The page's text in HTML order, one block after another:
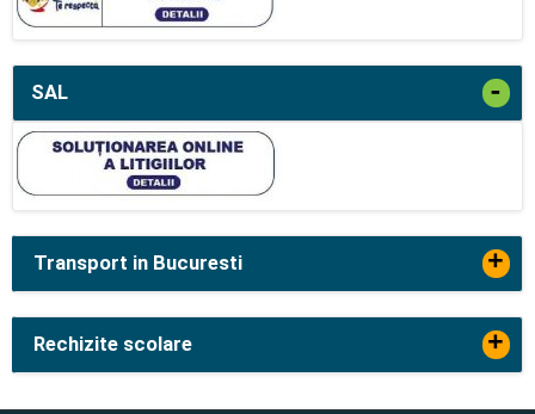
SAL -
Transport in Bucuresti +
Rechizite scolare +